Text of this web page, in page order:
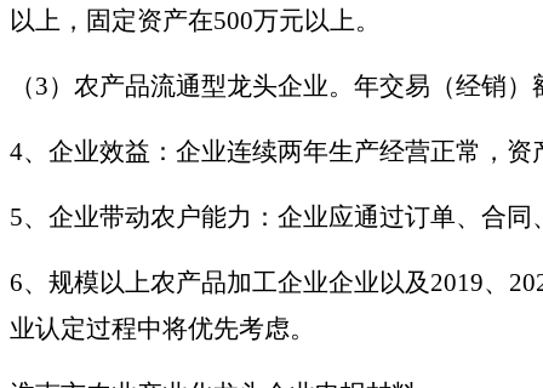
以上，固定资产在500万元以上。
（3）农产品流通型龙头企业。年交易（经销
4、企业效益：企业连续两年生产经营正常，
5、企业带动农户能力：企业应通过订单、合
6、规模以上农产品加工企业企业以及2019、
业认定过程中将优先考虑。